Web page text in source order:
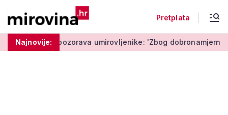
Pretplata
Najnovije:
Policija upozorava umirovljenike: 'Zbog dobronamjernosti